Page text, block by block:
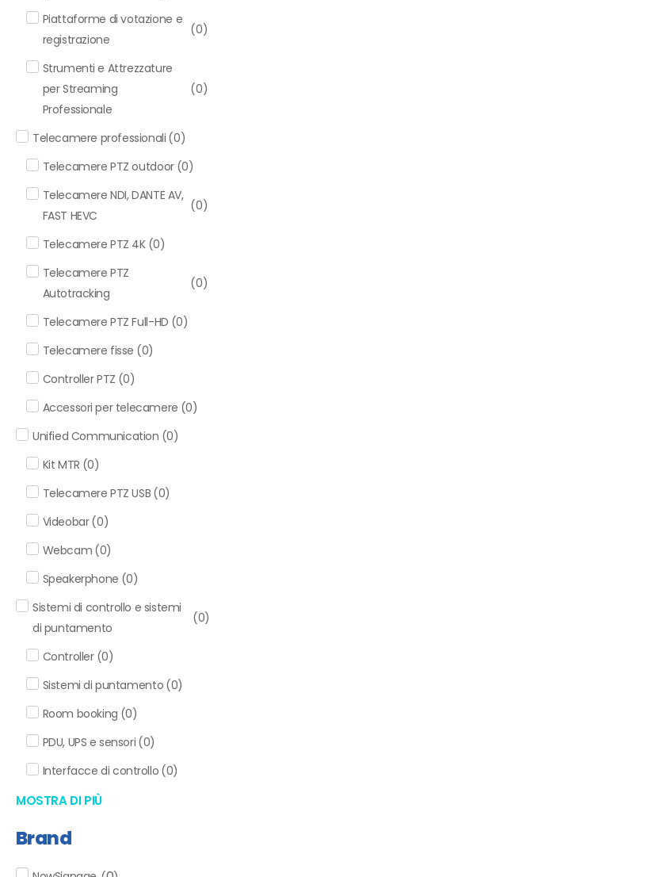
Piattaforme di votazione e
registrazione
(0)
Strumenti e Attrezzature
per Streaming
Professionale
(0)
Telecamere professionali (0)
Telecamere PTZ outdoor (0)
Telecamere NDI, DANTE AV,
FAST HEVC
(0)
Telecamere PTZ 4K (0)
Telecamere PTZ
Autotracking
(0)
Telecamere PTZ Full-HD (0)
Telecamere fisse (0)
Controller PTZ (0)
Accessori per telecamere (0)
Unified Communication (0)
Kit MTR (0)
Telecamere PTZ USB (0)
Videobar(0)
Webcam (0)
Speakerphone (0)
Sistemi di controllo e sistemi
di puntamento
(0)
Controller (0)
Sistemi di puntamento (0)
Room booking (0)
PDU, UPS e sensori (0)
Interfacce di controllo (0)
MOSTRA DI PIÙ
Brand